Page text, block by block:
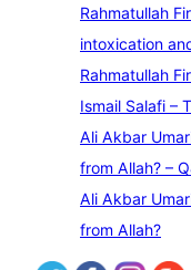
Rahmatullah
intoxication
Rahmatullah
Ismail Salafi –
Ali Akbar
from Allah? –
Ali Akbar
from Allah?